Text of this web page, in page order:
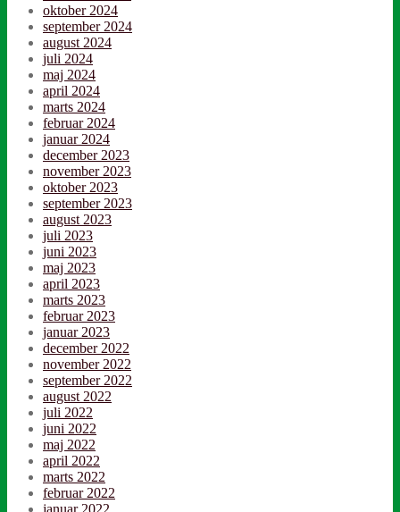
oktober 2024
september 2024
august 2024
juli 2024
maj 2024
april 2024
marts 2024
februar 2024
januar 2024
december 2023
november 2023
oktober 2023
september 2023
august 2023
juli 2023
juni 2023
maj 2023
april 2023
marts 2023
februar 2023
januar 2023
december 2022
november 2022
september 2022
august 2022
juli 2022
juni 2022
maj 2022
april 2022
marts 2022
februar 2022
januar 2022